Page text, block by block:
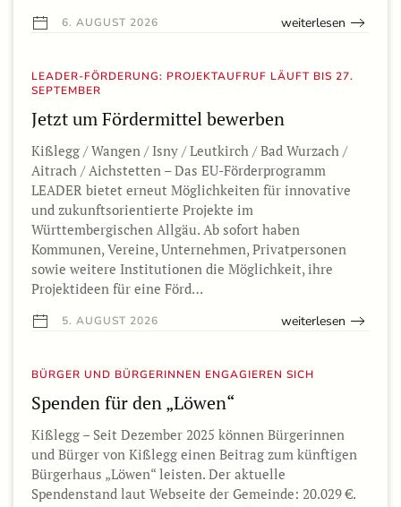
6. AUGUST 2026 weiterlesen
LEADER-FÖRDERUNG: PROJEKTAUFRUF LÄUFT BIS 27.
SEPTEMBER
Jetzt um Fördermittel bewerben
Kißlegg / Wangen / Isny / Leutkirch / Bad Wurzach /
Aitrach / Aichstetten – Das EU-Förderprogramm
LEADER bietet erneut Möglichkeiten für innovative
und zukunftsorientierte Projekte im
Württembergischen Allgäu. Ab sofort haben
Kommunen, Vereine, Unternehmen, Privatpersonen
sowie weitere Institutionen die Möglichkeit, ihre
Projektideen für eine Förd…
5. AUGUST 2026 weiterlesen
BÜRGER UND BÜRGERINNEN ENGAGIEREN SICH
Spenden für den „Löwen“
Kißlegg – Seit Dezember 2025 können Bürgerinnen
und Bürger von Kißlegg einen Beitrag zum künftigen
Bürgerhaus „Löwen“ leisten. Der aktuelle
Spendenstand laut Webseite der Gemeinde: 20.029 €.